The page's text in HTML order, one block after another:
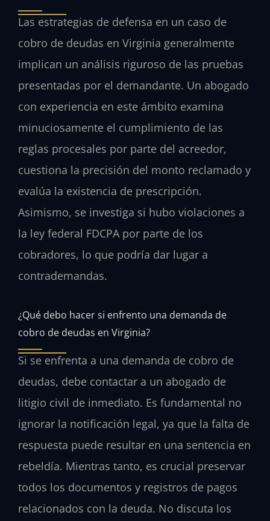
Las estrategias de defensa en un caso de
cobro de deudas en Virginia generalmente
implican un análisis riguroso de las pruebas
presentadas por el demandante. Un abogado
con experiencia en este ámbito examina
minuciosamente el cumplimiento de las
reglas procesales por parte del acreedor,
cuestiona la precisión del monto reclamado y
evalúa la existencia de prescripción.
Asimismo, se investiga si hubo violaciones a
la ley federal FDCPApor parte de los
cobradores, lo que podría dar lugar a
contrademandas.
¿Qué debo hacer si enfrento una demanda de
cobro de deudas en Virginia?
Si se enfrenta a una demanda de cobro de
deudas, debe contactar a un abogado de
litigio civil de inmediato. Es fundamental no
ignorar la notificación legal, ya que la falta de
respuesta puede resultar en una sentencia en
rebeldía. Mientras tanto, es crucial preservar
todos los documentos y registros de pagos
relacionados con la deuda. No discuta los